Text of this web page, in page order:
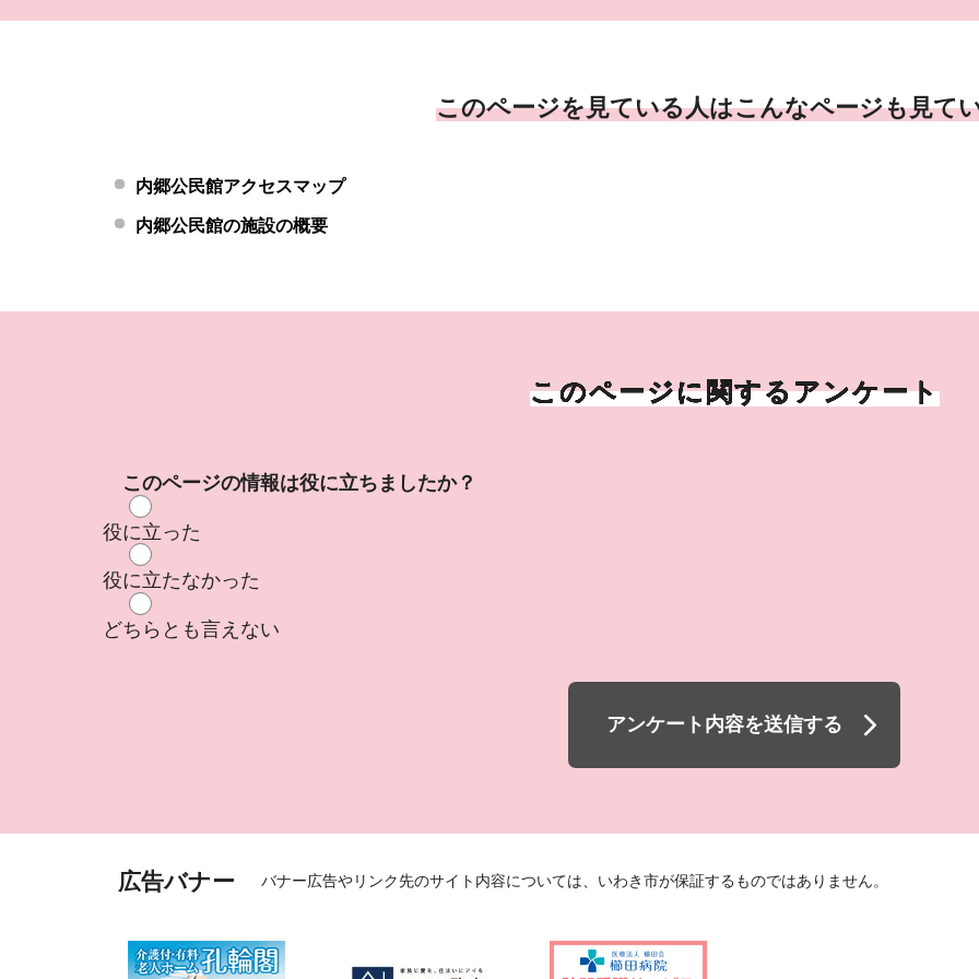
このページを見ている人はこんなページも見て
内郷公民館アクセスマップ
内郷公民館の施設の概要
このページに関するアンケート
このページの情報は役に立ちましたか？
役に立った
役に立たなかった
どちらとも言えない
アンケート内容を送信する
広告バナー バナー広告やリンク先のサイト内容については、いわき市が保証するものではありません。